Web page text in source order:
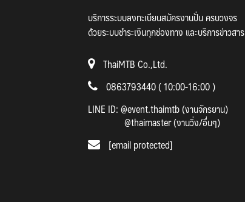
บริการระบบลงทะเบียนสมัครงานปั่น ครบวงจร
ด้วยระบบชำระเงินทุกช่องทาง และบริการข่าวสาร
ThaiMTB Co.,Ltd.
0863793440 ( 10:00-16:00 )
LINE ID:@event.thaimtb (งานจักรยาน)
@thaimaster (งานวิ่ง/อื่นๆ)
[email protected]